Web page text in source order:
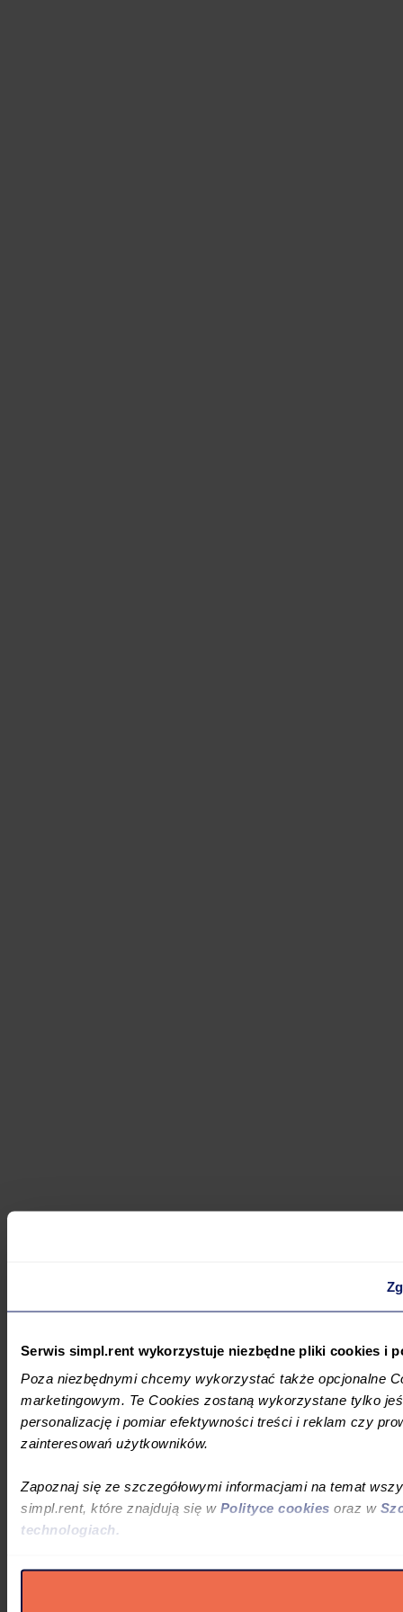
Serwis simpl.rent wykorzystuje niezbędne pliki cookies i
Poza niezbędnymi chcemy wykorzystać także opcjonalne
marketingowym. Te Cookies zostaną wykorzystane tylko
personalizację i pomiar efektywności treści i reklam czy
zainteresowań użytkowników.
Zapoznaj się ze szczegółowymi informacjami na temat
simpl.rent, które znajdują się w Polityce cookies oraz w
technologiach.
Umożliwiamy Ci dostosowanie preferencji poprzez użycie